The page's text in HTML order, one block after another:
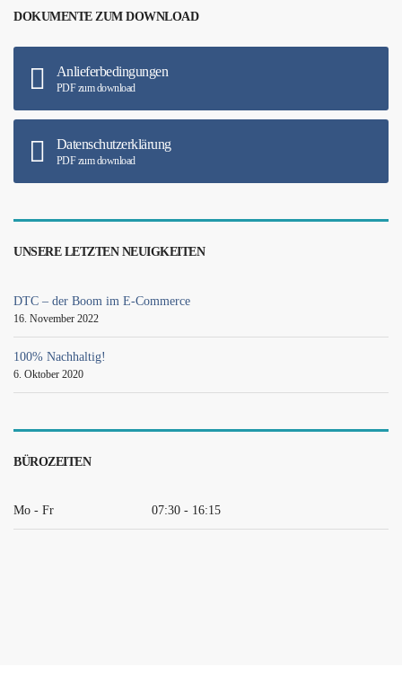
DOKUMENTE ZUM DOWNLOAD
Anlieferbedingungen
PDF zum download
Datenschutzerklärung
PDF zum download
UNSERE LETZTEN NEUIGKEITEN
DTC – der Boom im E-Commerce
16. November 2022
100% Nachhaltig!
6. Oktober 2020
BÜROZEITEN
Mo - Fr 07:30 - 16:15